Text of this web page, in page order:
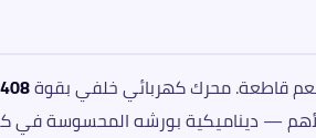
قاطعة. محرك كهربائي خلفي بقوة408 حصاناً
— ديناميكية بورشه المحسوسة في